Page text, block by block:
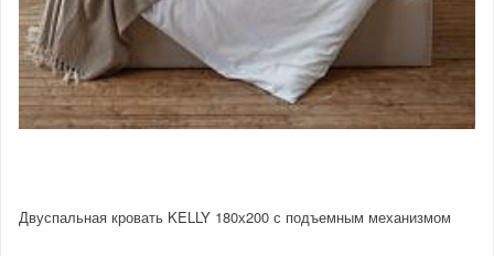
Двуспальная кровать KELLY 180х200 с подъемным механизмом